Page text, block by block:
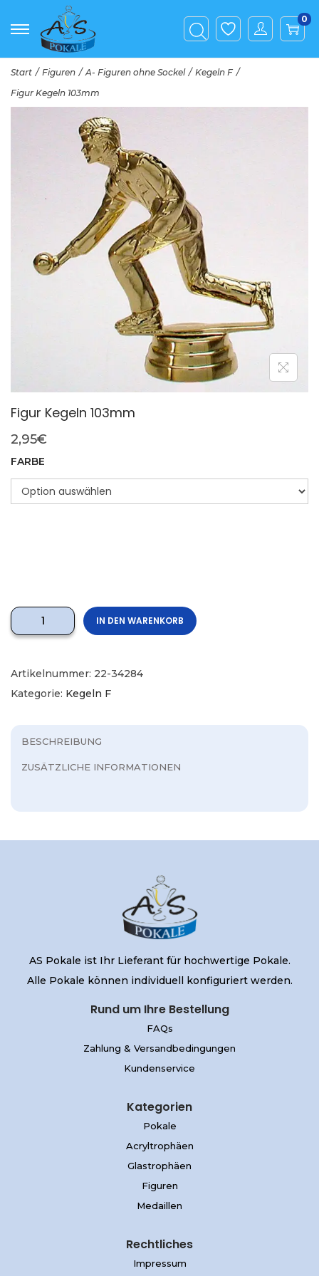
0
Start / Figuren / A- Figuren ohne Sockel / Kegeln F /
Figur Kegeln 103mm
Figur Kegeln 103mm
2,95€
FARBE
IN DEN WARENKORB
Artikelnummer: 22-34284
Kategorie: Kegeln F
BESCHREIBUNG
ZUSÄTZLICHE INFORMATIONEN
AS Pokale ist Ihr Lieferant für hochwertige Pokale.
Alle Pokale können individuell konfiguriert werden.
Rund um Ihre Bestellung
FAQs
Zahlung & Versandbedingungen
Kundenservice
Kategorien
Pokale
Acryltrophäen
Glastrophäen
Figuren
Medaillen
Rechtliches
Impressum